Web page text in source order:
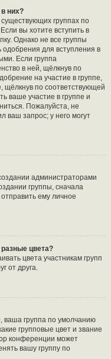
них?
группах по
вы хотите вступить в
Однако не все группы
для вступления в
Если группа
в ней, щёлкнув по
на участие в группе,
щёлкнув по соответствующей
ваше участие в группе и
Пожалуйста, не
ваш запрос; у него могут
администраторами
группы, сначала
ему личное
цвета?
цвета участникам групп
от друга.
ваша группа по умолчанию
групповые цвет и звание
конференции может
вашу группу по